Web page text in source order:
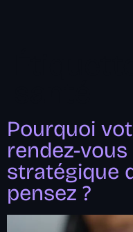
Pourquoi
rendez-
stratégique
pensez ?